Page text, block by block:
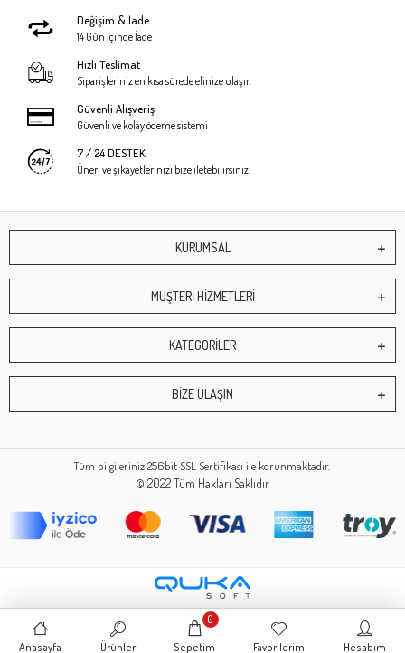
Değişim & İade
14 Gün İçinde İade
Hızlı Teslimat
Siparişleriniz en kısa sürede elinize ulaşır.
Güvenli Alışveriş
Güvenli ve kolay ödeme sistemi
7 / 24 DESTEK
Öneri ve şikayetlerinizi bize iletebilirsiniz.
KURUMSAL
MÜŞTERİ HİZMETLERİ
KATEGORİLER
BİZE ULAŞIN
Tüm bilgileriniz 256bit SSL Sertifikası ile korunmaktadır.
© 2022Tüm Hakları Saklıdır
Anasayfa Ürünler Sepetim
0
Favorilerim Hesabım